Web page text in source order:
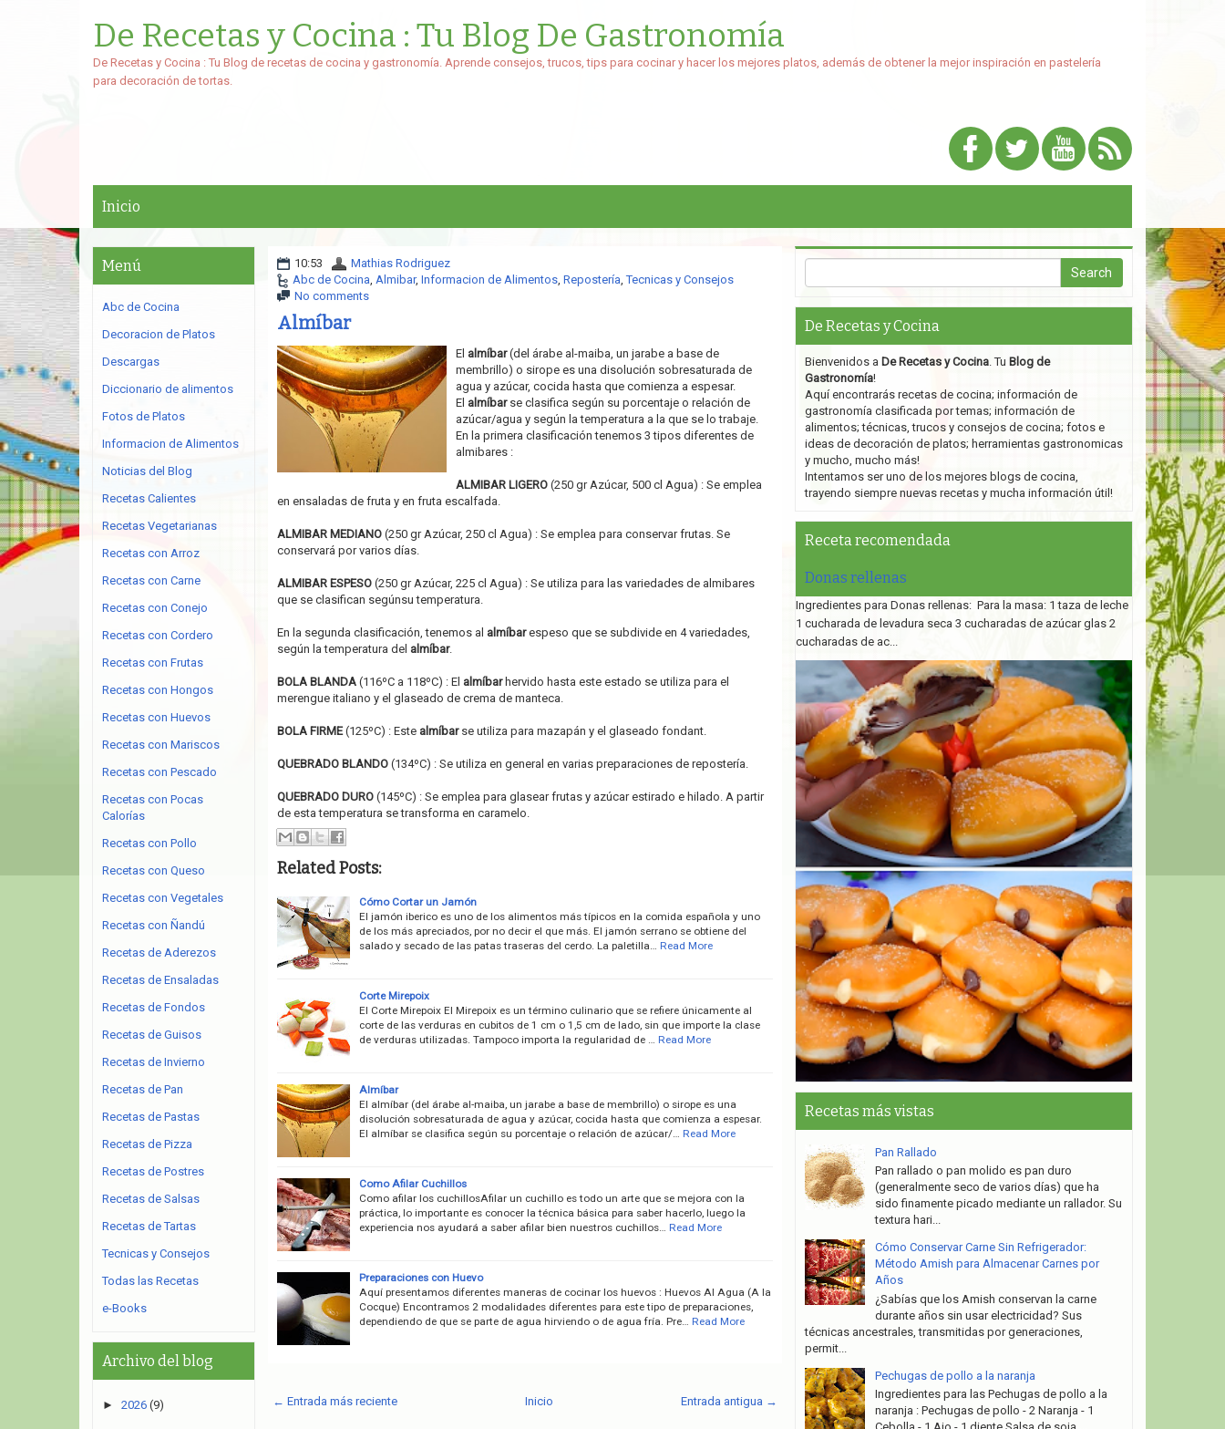
De Recetas y Cocina : Tu Blog De Gastronomía
De Recetas y Cocina : Tu Blog de recetas de cocina y gastronomía. Aprende consejos, trucos, tips para cocinar y hacer los mejores platos, además de obtener la mejor inspiración en pastelería
para decoración de tortas.
Inicio
10:53
Mathias Rodriguez
Abc de Cocina, Almibar, Informacion de Alimentos, Repostería,Tecnicas y Consejos
No comments
Almíbar
El almíbar(del árabe al-maiba, un jarabe a base de
membrillo) o sirope es una disolución sobresaturada de
agua y azúcar, cocida hasta que comienza a espesar.
El almíbar se clasifica según su porcentaje o relación de
azúcar/agua y según la temperatura a la que se lo trabaje.
En la primera clasificación tenemos 3 tipos diferentes de
almibares :
ALMIBAR LIGERO(250 gr Azúcar, 500 cl Agua) : Se emplea
en ensaladas de fruta y en fruta escalfada.
ALMIBAR MEDIANO(250 gr Azúcar, 250 cl Agua) : Se emplea para conservar frutas. Se
conservará por varios días.
ALMIBAR ESPESO(250 gr Azúcar, 225 cl Agua) : Se utiliza para las variedades de almibares
que se clasifican segúnsu temperatura.
En la segunda clasificación, tenemos al almíbarespeso que se subdivide en 4 variedades,
según la temperatura del almíbar.
BOLA BLANDA (116ºC a 118ºC) : El almíbar hervido hasta este estado se utiliza para el
merengue italiano y el glaseado de crema de manteca.
BOLA FIRME(125ºC) : Este almíbar se utiliza para mazapán y el glaseado fondant.
QUEBRADO BLANDO(134ºC) : Se utiliza en general en varias preparaciones de repostería.
QUEBRADO DURO(145ºC) : Se emplea para glasear frutas y azúcar estirado e hilado. A partir
de esta temperatura se transforma en caramelo.
Related Posts:
Cómo Cortar un Jamón
El jamón iberico es uno de los alimentos más típicos en la comida española y uno
de los más apreciados, por no decir el que más. El jamón serrano se obtiene del
salado y secado de las patas traseras del cerdo. La paletilla…
Read More
Corte Mirepoix
El Corte Mirepoix El Mirepoix es un término culinario que se refiere únicamente al
corte de las verduras en cubitos de 1 cm o 1,5 cm de lado, sin que importe la clase
de verduras utilizadas. Tampoco importa la regularidad de …
Read More
Almíbar
El almíbar (del árabe al-maiba, un jarabe a base de membrillo) o sirope es una
disolución sobresaturada de agua y azúcar, cocida hasta que comienza a espesar.
El almíbar se clasifica según su porcentaje o relación de azúcar/…
Read More
Como Afilar Cuchillos
Como afilar los cuchillosAfilar un cuchillo es todo un arte que se mejora con la
práctica, lo importante es conocer la técnica básica para saber hacerlo, luego la
experiencia nos ayudará a saber afilar bien nuestros cuchillos…
Read More
Preparaciones con Huevo
Aquí presentamos diferentes maneras de cocinar los huevos : Huevos Al Agua (A la
Cocque) Encontramos 2 modalidades diferentes para este tipo de preparaciones,
dependiendo de que se parte de agua hirviendo o de agua fría. Pre…
Read More
← Entrada más reciente Entrada antigua →
Inicio
Menú
Abc de Cocina
Decoracion de Platos
Descargas
Diccionario de alimentos
Fotos de Platos
Informacion de Alimentos
Noticias del Blog
Recetas Calientes
Recetas Vegetarianas
Recetas con Arroz
Recetas con Carne
Recetas con Conejo
Recetas con Cordero
Recetas con Frutas
Recetas con Hongos
Recetas con Huevos
Recetas con Mariscos
Recetas con Pescado
Recetas con Pocas
Calorías
Recetas con Pollo
Recetas con Queso
Recetas con Vegetales
Recetas con Ñandú
Recetas de Aderezos
Recetas de Ensaladas
Recetas de Fondos
Recetas de Guisos
Recetas de Invierno
Recetas de Pan
Recetas de Pastas
Recetas de Pizza
Recetas de Postres
Recetas de Salsas
Recetas de Tartas
Tecnicas y Consejos
Todas las Recetas
e-Books
Archivo del blog
► 2026 (9)
De Recetas y Cocina
Bienvenidos a De Recetas y Cocina. Tu Blog de
Gastronomía!
Aquí encontrarás recetas de cocina; información de
gastronomía clasificada por temas; información de
alimentos; técnicas, trucos y consejos de cocina; fotos e
ideas de decoración de platos; herramientas gastronomicas
y mucho, mucho más!
Intentamos ser uno de los mejores blogs de cocina,
trayendo siempre nuevas recetas y mucha información útil!
Receta recomendada
Donas rellenas
Ingredientes para Donas rellenas: Para la masa: 1 taza de leche
1 cucharada de levadura seca 3 cucharadas de azúcar glas 2
cucharadas de ac...
Recetas más vistas
Pan Rallado
Pan rallado o pan molido es pan duro
(generalmente seco de varios días) que ha
sido finamente picado mediante un rallador. Su
textura hari...
Cómo Conservar Carne Sin Refrigerador:
Método Amish para Almacenar Carnes por
Años
¿Sabías que los Amish conservan la carne
durante años sin usar electricidad? Sus
técnicas ancestrales, transmitidas por generaciones,
permit...
Pechugas de pollo a la naranja
Ingredientes para las Pechugas de pollo a la
naranja : Pechugas de pollo - 2 Naranja - 1